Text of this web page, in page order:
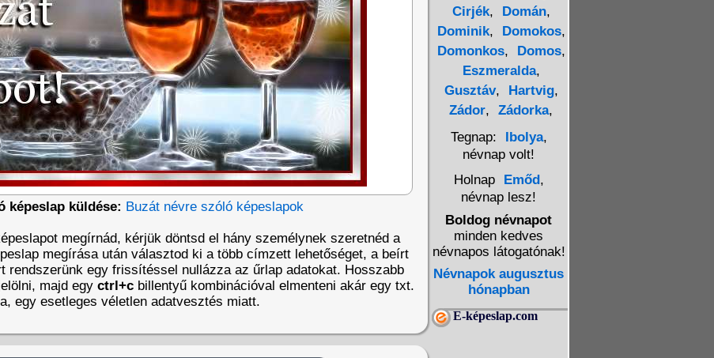
képeslap küldése: Buzát névre szóló képeslapok
megírnád, kérjük döntsd el hány személynek szeretnéd a
megírása után választod ki a több címzett lehetőséget, a beírt
rendszerünk egy frissítéssel nullázza az űrlap adatokat. Hosszabb
majd egy ctrl+c billentyű kombinációval elmenteni akár egy txt.
egy esetleges véletlen adatvesztés miatt.
Cirjék, Domán,
Dominik, Domokos,
Domonkos, Domos,
Eszmeralda,
Gusztáv, Hartvig,
Zádor, Zádorka,
Tegnap:
Ibolya,
névnap volt!
Holnap
Emőd,
névnap lesz!
Boldog névnapot
minden kedves
névnapos látogatónak!
Névnapok augusztus
hónapban
E-képeslap.com